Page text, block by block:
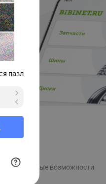
Рекламные возможности